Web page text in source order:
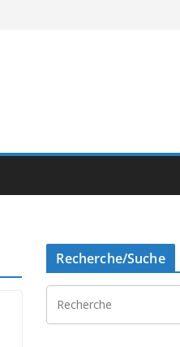
Recherche/Suche